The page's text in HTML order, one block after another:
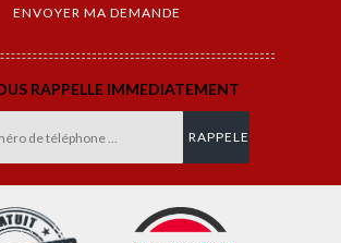
RAPPELLE IMMEDIATEMENT